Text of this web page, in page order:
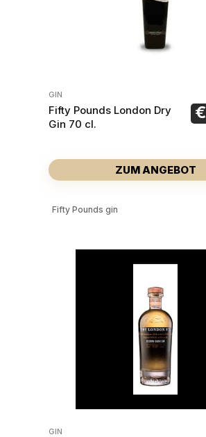
GIN
Fifty Pounds London Dry
Gin 70 cl.
€
ZUM ANGEBOT
Fifty Pounds gin
GIN